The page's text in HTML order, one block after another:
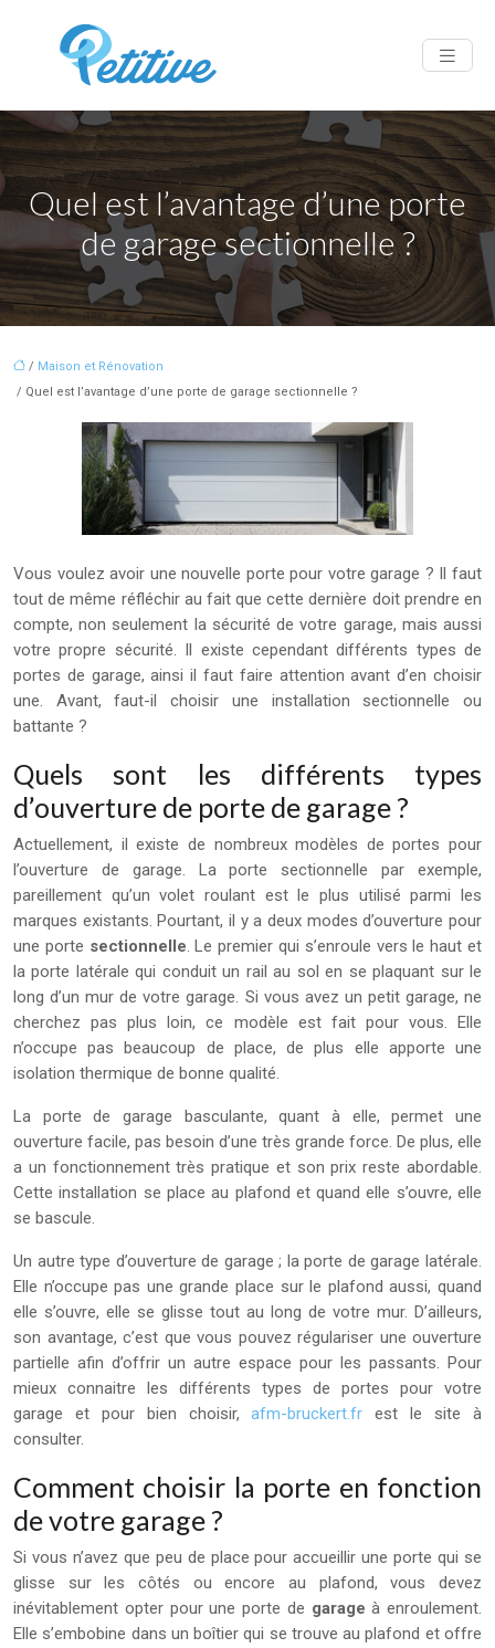
Quel est l’avantage d’une porte
de garage sectionnelle ?
/ Maison et Rénovation
/ Quel est l’avantage d’une porte de garage sectionnelle ?
Vous voulez avoir une nouvelle porte pour votre garage ? Il faut
tout de même réfléchir au fait que cette dernière doit prendre en
compte, non seulement la sécurité de votre garage, mais aussi
votre propre sécurité. Il existe cependant différents types de
portes de garage, ainsi il faut faire attention avant d’en choisir
une. Avant, faut-il choisir une installation sectionnelle ou
battante ?
Quels sont les différents types
d’ouverture de porte de garage ?
Actuellement, il existe de nombreux modèles de portes pour
l’ouverture de garage. La porte sectionnelle par exemple,
pareillement qu’un volet roulant est le plus utilisé parmi les
marques existants. Pourtant, il y a deux modes d’ouverture pour
une porte sectionnelle. Le premier qui s’enroule vers le haut et
la porte latérale qui conduit un rail au sol en se plaquant sur le
long d’un mur de votre garage. Si vous avez un petit garage, ne
cherchez pas plus loin, ce modèle est fait pour vous. Elle
n’occupe pas beaucoup de place, de plus elle apporte une
isolation thermique de bonne qualité.
La porte de garage basculante, quant à elle, permet une
ouverture facile, pas besoin d’une très grande force. De plus, elle
a un fonctionnement très pratique et son prix reste abordable.
Cette installation se place au plafond et quand elle s’ouvre, elle
se bascule.
Un autre type d’ouverture de garage ; la porte de garage latérale.
Elle n’occupe pas une grande place sur le plafond aussi, quand
elle s’ouvre, elle se glisse tout au long de votre mur. D’ailleurs,
son avantage, c’est que vous pouvez régulariser une ouverture
partielle afin d’offrir un autre espace pour les passants. Pour
mieux connaitre les différents types de portes pour votre
garage et pour bien choisir,afm-bruckert.fr est le site à
consulter.
Comment choisir la porte en fonction
de votre garage ?
Si vous n’avez que peu de place pour accueillir une porte qui se
glisse sur les côtés ou encore au plafond, vous devez
inévitablement opter pour une porte de garage à enroulement.
Elle s’embobine dans un boîtier qui se trouve au plafond et offre